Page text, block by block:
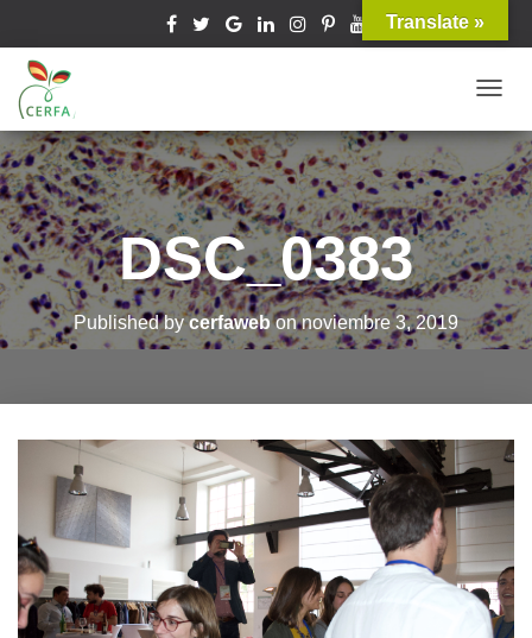
O
G
G
L
E
A
V
G
A
T
DSC_0383
Published bycerfawebonnoviembre 3, 2019
Translate »